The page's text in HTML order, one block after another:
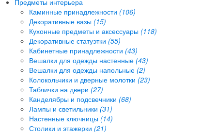
Каминные принадлежности (106)
Декоративные вазы (15)
Кухонные предметы и аксессуары (118)
Декоративные статуэтки (55)
Кабинетные принадлежности (43)
Вешалки для одежды настенные (43)
Вешалки для одежды напольные (2)
Колокольчики и дверные молотки (23)
Таблички на двери (27)
Канделябры и подсвечники (68)
Лампы и светильники (31)
Настенные ключницы (14)
Столики и этажерки (21)